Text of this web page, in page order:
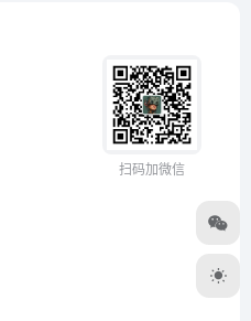
扫码加微信